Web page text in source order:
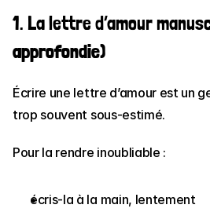
1. La lettre d’amour
approfondie)
Écrire une lettre d’amour est un
trop souvent sous-estimé.
Pour la rendre inoubliable :
écris-la à la main, lentement